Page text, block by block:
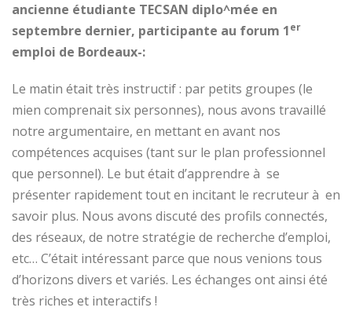
ancienne étudiante TECSAN diplo^mée en
septembre dernier, participante au forum 1er
emploi de Bordeaux-:
Le matin était très instructif : par petits groupes (le
mien comprenait six personnes), nous avons travaillé
notre argumentaire, en mettant en avant nos
compétences acquises (tant sur le plan professionnel
que personnel). Le but était d’apprendre à se
présenter rapidement tout en incitant le recruteur à en
savoir plus. Nous avons discuté des profils connectés,
des réseaux, de notre stratégie de recherche d’emploi,
etc… C’était intéressant parce que nous venions tous
d’horizons divers et variés. Les échanges ont ainsi été
très riches et interactifs !